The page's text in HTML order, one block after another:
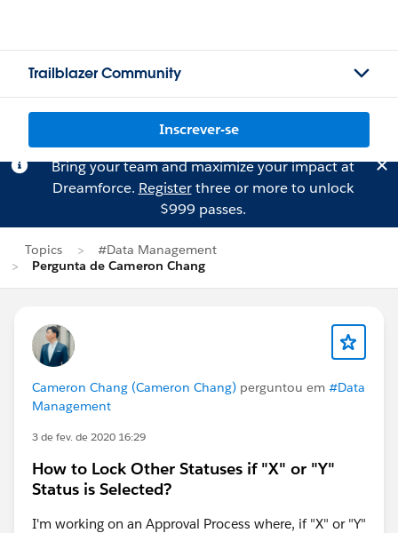
Trailblazer Community
Inscrever-se
Bring your team and maximize your impact at
Dreamforce. Registerthree or more to unlock
$999 passes.
Topics
#Data Management
Pergunta de Cameron Chang
Cameron Chang (Cameron Chang) perguntou em #Data
Management
3 de fev. de 2020 16:29
How to Lock Other Statuses if "X" or "Y"
Status is Selected?
I'm working on an Approval Process where, if "X" or "Y"